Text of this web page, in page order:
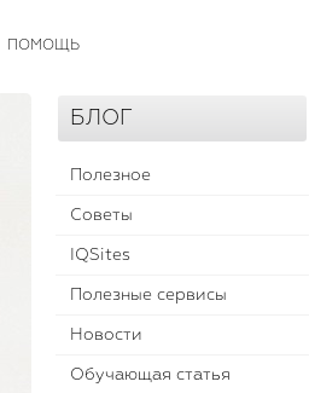
ПОМОЩЬ
БЛОГ
Полезное
Советы
IQSites
Полезные сервисы
Новости
Обучающая статья